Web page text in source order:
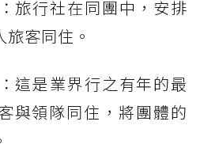
旅行社在同團中，安排
客同住。
這是業界行之有年的最
與領隊同住，將團體的